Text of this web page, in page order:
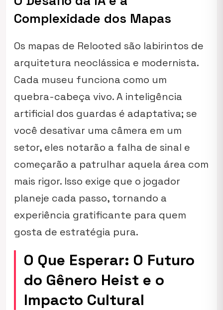
Complexidade dos Mapas
Os mapas de Relooted são labirintos de
arquitetura neoclássica e modernista.
Cada museu funciona como um
quebra-cabeça vivo. A inteligência
artificial dos guardas é adaptativa; se
você desativar uma câmera em um
setor, eles notarão a falha de sinal e
começarão a patrulhar aquela área com
mais rigor. Isso exige que o jogador
planeje cada passo, tornando a
experiência gratificante para quem
gosta de estratégia pura.
O Que Esperar: O Futuro
do Gênero Heist e o
Impacto Cultural